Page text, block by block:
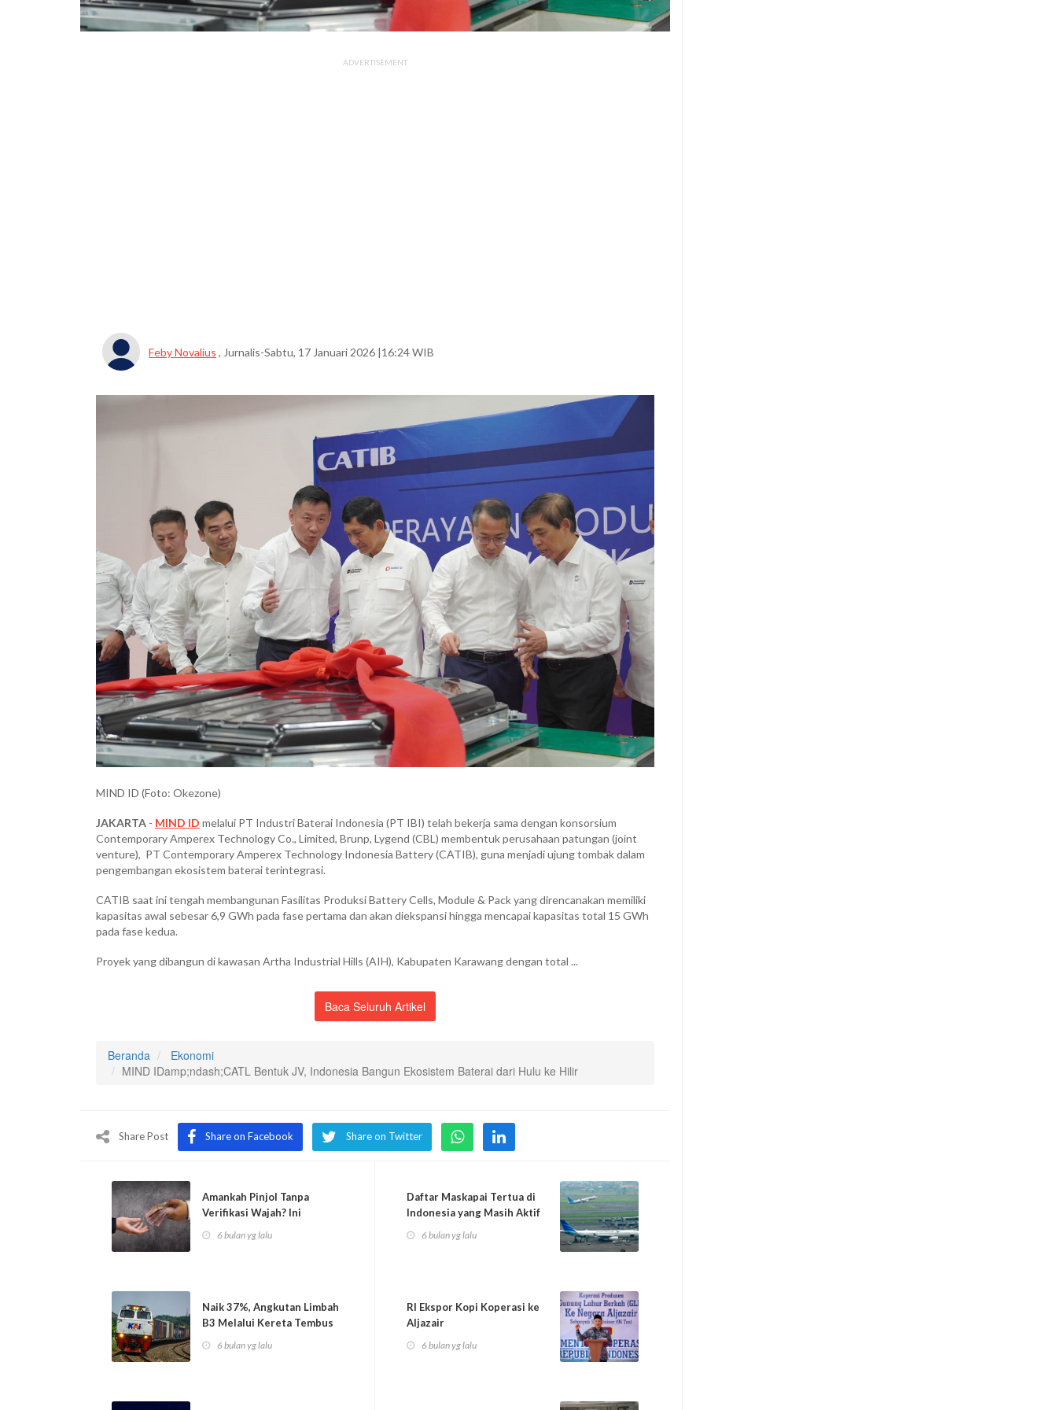
ADVERTISEMENT
Feby Novalius , Jurnalis-Sabtu, 17 Januari 2026 |16:24 WIB
MIND ID (Foto: Okezone)
JAKARTA - MIND ID melalui PT Industri Baterai Indonesia (PT IBI) telah bekerja sama dengan konsorsium
Contemporary Amperex Technology Co., Limited, Brunp, Lygend (CBL) membentuk perusahaan patungan (joint
venture), PT Contemporary Amperex Technology Indonesia Battery (CATIB), guna menjadi ujung tombak dalam
pengembangan ekosistem baterai terintegrasi.
CATIB saat ini tengah membangunan Fasilitas Produksi Battery Cells, Module & Pack yang direncanakan memiliki
kapasitas awal sebesar 6,9 GWh pada fase pertama dan akan diekspansi hingga mencapai kapasitas total 15 GWh
pada fase kedua.
Proyek yang dibangun di kawasan Artha Industrial Hills (AIH), Kabupaten Karawang dengan total ...
Baca Seluruh Artikel
Beranda
Ekonomi
MIND IDamp;ndash;CATL Bentuk JV, Indonesia Bangun Ekosistem Baterai dari Hulu ke Hilir
Share Post Share on Facebook Share on Twitter
Amankah Pinjol Tanpa
Verifikasi Wajah? Ini
Faktanyaamp;nbsp;...
6 bulan yg lalu
Daftar Maskapai Tertua di
Indonesia yang Masih Aktif
hingga ...
6 bulan yg lalu
Naik 37%, Angkutan Limbah
B3 Melalui Kereta Tembus
14.256 To...
6 bulan yg lalu
RI Ekspor Kopi Koperasi ke
Aljazair
6 bulan yg lalu